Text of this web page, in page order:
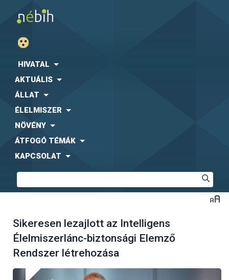
HIVATAL
AKTUÁLIS
ÁLLAT
ÉLELMISZER
NÖVÉNY
ÁTFOGÓ TÉMÁK
KAPCSOLAT
Sikeresen lezajlott az Intelligens
Élelmiszerlánc-biztonsági Elemző
Rendszer létrehozása